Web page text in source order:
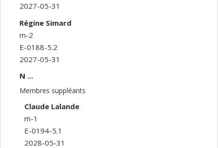
2027-05-31
Régine Simard
m-2
E-0188-5.2
2027-05-31
N ...
Membres suppléants
Claude Lalande
m-1
E-0194-5.1
2028-05-31